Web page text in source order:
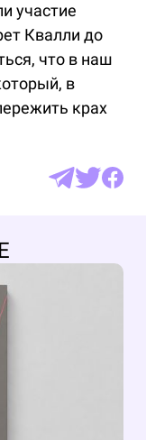
участие
Квалли до
что в наш
в
крах